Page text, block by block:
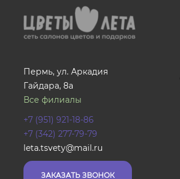
Пермь, ул. Аркадия
Гайдара, 8а
Все филиалы
+7 (951) 921-18-86
+7 (342) 277-79-79
leta.tsvety@mail.ru
ЗАКАЗАТЬ ЗВОНОК